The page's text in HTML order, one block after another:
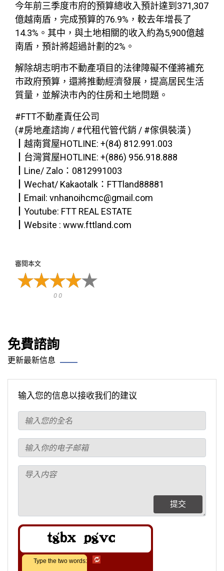
今年前三季度市府的預算總收入預計達到371,307
億越南盾，完成預算的76.9%，較去年增長了
14.3%。其中，與土地相關的收入約為5,900億越
南盾，預計將超過計劃的2%。
解除胡志明市不動產項目的法律障礙不僅將補充
市政府預算，還將推動經濟發展，提高居民生活
質量，並解決市內的住房和土地問題。
#FTT不動產責任公司
(#房地產諮詢 / #代租代管代銷 / #傢俱裝潢 )
┃越南賞屋HOTLINE: +(84) 812.991.003
┃台灣賞屋HOTLINE: +(886) 956.918.888
┃Line/ Zalo：0812991003
┃Wechat/ Kakaotalk：FTTland88881
┃Email: vnhanoihcmc@gmail.com
┃Youtube: FTT REAL ESTATE
┃Website : www.fttland.com
審閱本文
0 0
免費諮詢
更新最新信息
输入您的信息以接收我们的建议
提交
Type the two words: